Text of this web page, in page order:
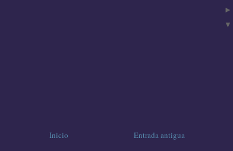
Entrada antigua
Inicio
►
▼